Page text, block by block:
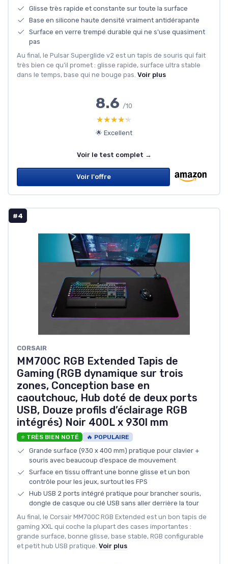
Glisse très rapide et constante sur toute la surface
Base en silicone haute densité vraiment antidérapante
Surface en verre trempé durable qui ne s’use quasiment
pas
Au final, le Pulsar Superglide v2 est un tapis de souris qui fait
très bien ce qu’il promet : glisse rapide, surface ultra stable
dans le temps, base qui ne bouge pas. Voir plus
8.6 /10
★★★★★
★★★★★
🌟 Excellent
Voir le test complet →
Voir l'offre
#4
CORSAIR
MM700C RGB Extended Tapis de
Gaming (RGB dynamique sur trois
zones, Conception base en
caoutchouc, Hub doté de deux ports
USB, Douze profils d’éclairage RGB
intégrés) Noir 400L x 930l mm
⭐ TRÈS BIEN NOTÉ 🔥 POPULAIRE
Grande surface (930 x 400 mm) pratique pour clavier +
souris avec beaucoup d’espace de mouvement
Surface en tissu offrant une bonne glisse et un bon
contrôle pour les jeux, surtout les FPS
Hub USB 2 ports intégré pratique pour brancher souris,
dongle de casque ou clé USB sans aller derrière la tour
Au final, le Corsair MM700C RGB Extended est un bon tapis de
gaming XXL qui coche la plupart des cases importantes :
grande surface, bonne glisse, base stable, RGB configurable
et petit hub USB pratique. Voir plus